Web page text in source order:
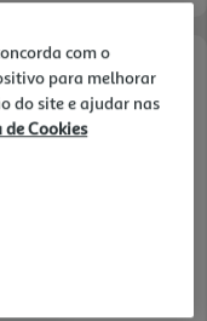
com o
para melhorar
do site e ajudar nas
de Cookies